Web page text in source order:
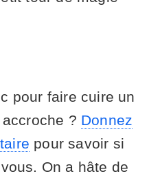
pour faire cuire un
? Donnez
pour savoir si
On a hâte de